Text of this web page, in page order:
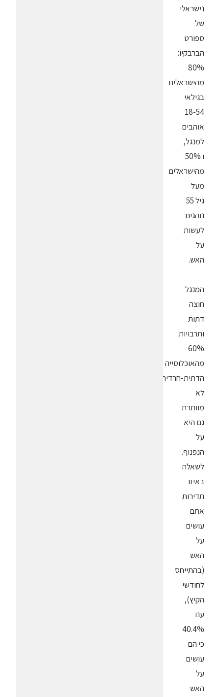
נישראלי
של
ספורט
הברבקיו:
80%
מהישראלים
בגילאי
18-54
אוהבים
למנגל,
ו 50%
מהישראלים
מעל
גיל 55
נוהגים
לעשות
על
האש.
המנגל
חוצה
דתות
ותרבויות:
60%
מהאוכלוסייה
הדתית-חרדית
לא
מוותרת
גם היא
על
הנפנוף.
לשאלה
באיזו
תדירות
אתם
עושים
על
האש
(בהתייחס
לחודשי
הקיץ),
ענו
40.4%
כי הם
עושים
על
האש